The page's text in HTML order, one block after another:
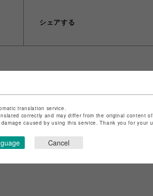
シェアする
く表記はこちら
ら
translation service.
correctly and may differ from the original content
caused by using this service. Thank you for your
Cancel